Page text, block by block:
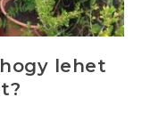
lehet